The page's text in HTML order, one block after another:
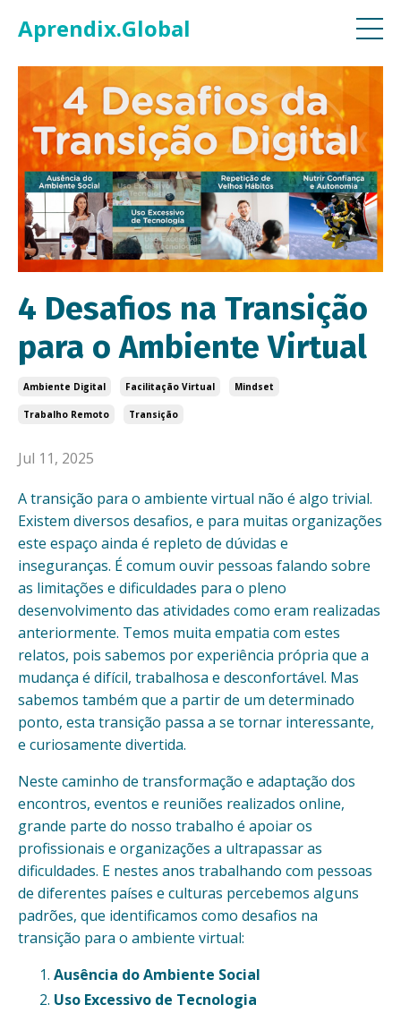
Aprendix.Global
4 Desafios na Transição
para o Ambiente Virtual
Ambiente Digital Facilitação Virtual Mindset
Trabalho Remoto Transição
Jul 11, 2025
A transição para o ambiente virtual não é algo trivial.
Existem diversos desafios, e para muitas organizações
este espaço ainda é repleto de dúvidas e
inseguranças. É comum ouvir pessoas falando sobre
as limitações e dificuldades para o pleno
desenvolvimento das atividades como eram realizadas
anteriormente. Temos muita empatia com estes
relatos, pois sabemos por experiência própria que a
mudança é difícil, trabalhosa e desconfortável. Mas
sabemos também que a partir de um determinado
ponto, esta transição passa a se tornar interessante,
e curiosamente divertida.
Neste caminho de transformação e adaptação dos
encontros, eventos e reuniões realizados online,
grande parte do nosso trabalho é apoiar os
profissionais e organizações a ultrapassar as
dificuldades. E nestes anos trabalhando com pessoas
de diferentes países e culturas percebemos alguns
padrões, que identificamos como desafios na
transição para o ambiente virtual:
Ausência do Ambiente Social
Uso Excessivo de Tecnologia